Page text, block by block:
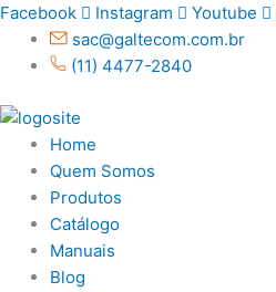
Ir
para
Facebook Instagram Youtube
sac@galtecom.com.br
(11) 4477-2840
Home
Quem Somos
Produtos
Catálogo
Manuais
Blog